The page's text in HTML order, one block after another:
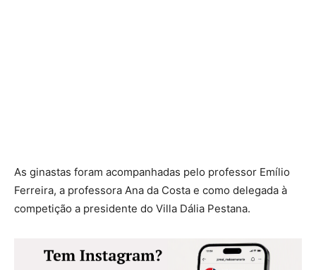
As ginastas foram acompanhadas pelo professor Emílio
Ferreira, a professora Ana da Costa e como delegada à
competição a presidente do Villa Dália Pestana.